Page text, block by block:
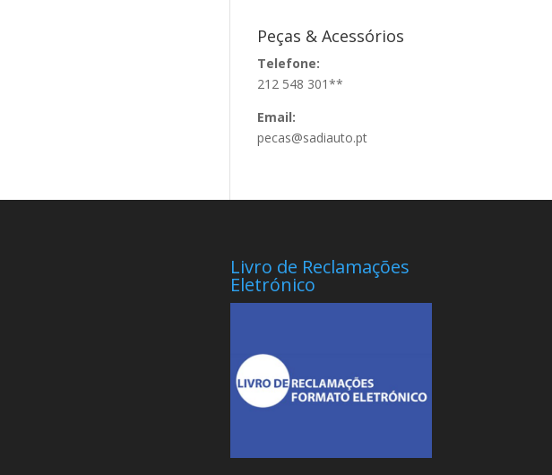
Peças & Acessórios
Telefone:
212 548 301**
Email:
pecas@sadiauto.pt
Livro de Reclamações
Eletrónico